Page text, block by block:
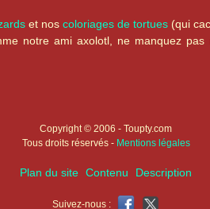
et noscoloriages de tortues (qui
notre ami axolotl, ne manquez
Copyright © 2006 - Toupty.com
Tous droits réservés - Mentions légales
Plan du site Contenu Description
Suivez-nous :